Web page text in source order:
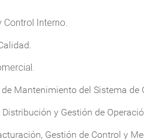
Control Interno.
Mantenimiento del Sistema de
y Gestión de
Gestión de Control y